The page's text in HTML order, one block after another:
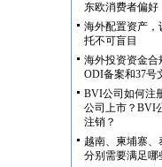
东欧消费者偏好
海外配置资产，
托不可盲目
海外投资资金合
ODI备案和37号
BVI公司如何注
公司上市？BVI
注销？
越南、柬埔寨、
分别需要满足哪